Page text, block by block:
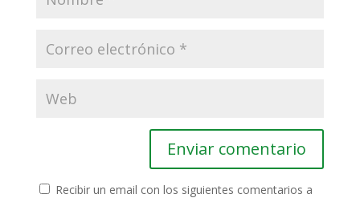
Recibir un email con los siguientes comentarios a